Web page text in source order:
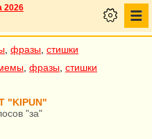
2026
фразы стишки
фразы стишки
"за"